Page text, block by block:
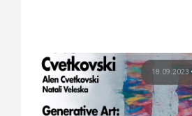
18.09.2023 •